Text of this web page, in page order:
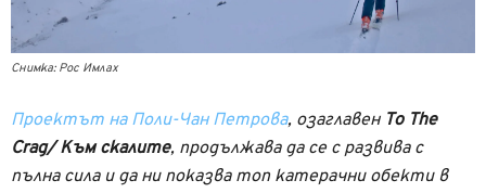
Снимка: Рос Имлах
Проектът на Поли-Чан Петрова, озаглавен To The
Crag/ Към скалите, продължава да се с развива с
пълна сила и да ни показва топ катерачни обекти в